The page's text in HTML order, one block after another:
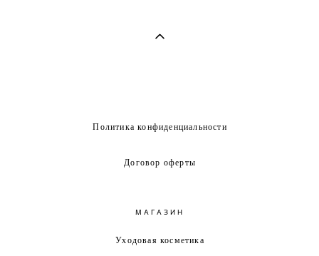
Политика конфиденциальности
Договор оферты
МАГАЗИН
Уходовая косметика